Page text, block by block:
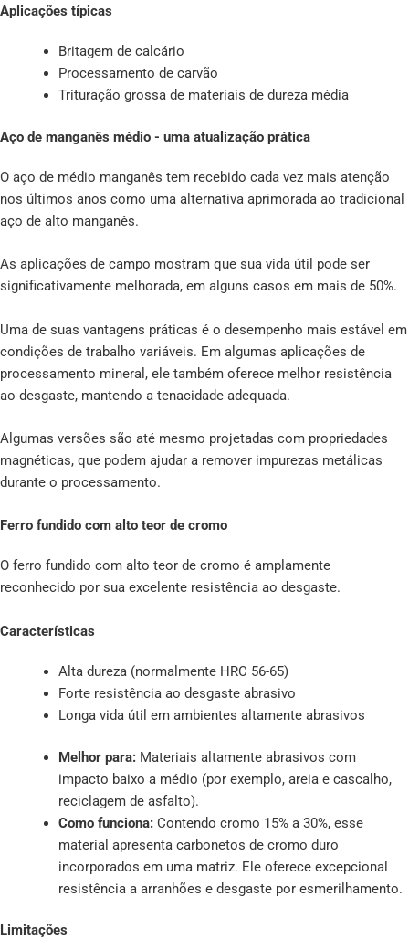
Aplicações típicas
Britagem de calcário
Processamento de carvão
Trituração grossa de materiais de dureza média
Aço de manganês médio - uma atualização prática
O aço de médio manganês tem recebido cada vez mais atenção
nos últimos anos como uma alternativa aprimorada ao tradicional
aço de alto manganês.
As aplicações de campo mostram que sua vida útil pode ser
significativamente melhorada, em alguns casos em mais de 50%.
Uma de suas vantagens práticas é o desempenho mais estável em
condições de trabalho variáveis. Em algumas aplicações de
processamento mineral, ele também oferece melhor resistência
ao desgaste, mantendo a tenacidade adequada.
Algumas versões são até mesmo projetadas com propriedades
magnéticas, que podem ajudar a remover impurezas metálicas
durante o processamento.
Ferro fundido com alto teor de cromo
O ferro fundido com alto teor de cromo é amplamente
reconhecido por sua excelente resistência ao desgaste.
Características
Alta dureza (normalmente HRC 56-65)
Forte resistência ao desgaste abrasivo
Longa vida útil em ambientes altamente abrasivos
Melhor para:Materiais altamente abrasivos com
impacto baixo a médio (por exemplo, areia e cascalho,
reciclagem de asfalto).
Como funciona:Contendo cromo 15% a 30%, esse
material apresenta carbonetos de cromo duro
incorporados em uma matriz. Ele oferece excepcional
resistência a arranhões e desgaste por esmerilhamento.
Limitações